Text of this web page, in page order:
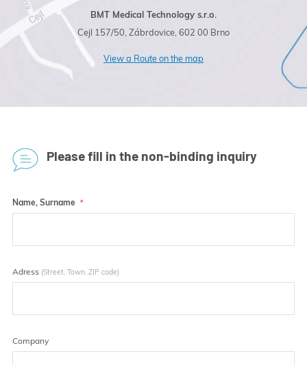
BMT Medical Technology s.r.o.
Cejl 157/50, Zábrdovice, 602 00 Brno
View a Route on the map
Please fill in the non-binding inquiry
Name, Surname
Adress (Street, Town, ZIP code)
Company